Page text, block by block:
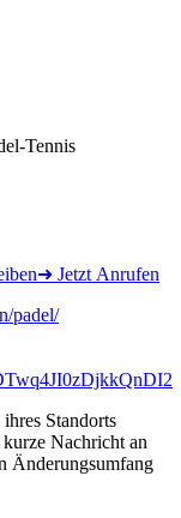
Tennis
➜ Jetzt Anrufen
padel/
Standorts
kurze Nachricht an
Änderungsumfang